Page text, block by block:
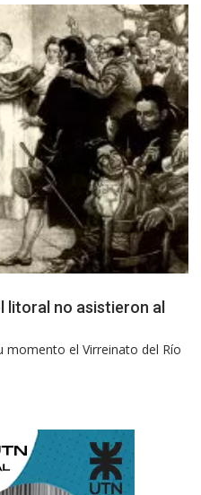
litoral no asistieron al
momento el Virreinato del Río